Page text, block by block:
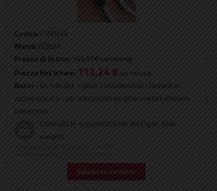
Codice: F48074B
Marca: HONDA
Prezzo di listino: 145,18 €iva inclusa
Prezzo hot'n'rare: 113,24 € iva inclusa
Note: - kit tubi ant. e post. con bulloneria - raccordi in
acciaio zincato - per pompa radiale aftermarket chiedere
preventivo
Controlla le disponibilità nel dettaglio delle
varianti
* prezzo e disponibilità sono indicativi,
vedere nel dettaglio le singole varianti
Seleziona variante